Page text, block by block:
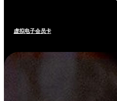
虚拟电子会员卡